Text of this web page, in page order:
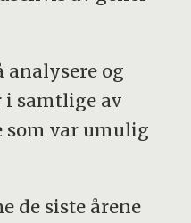
og
samtlige av
som var umulig
de siste årene